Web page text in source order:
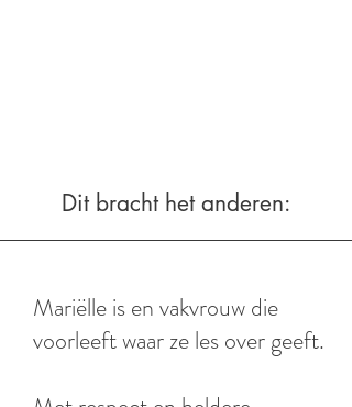
Dit bracht het anderen:
Mariëlle is en vakvrouw die
voorleeft waar ze les over geeft.